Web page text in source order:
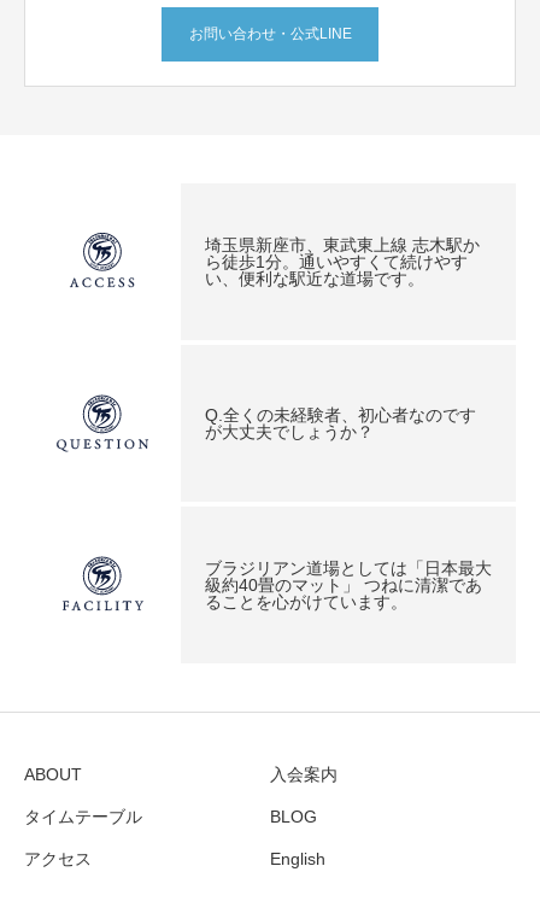
お問い合わせ・公式LINE
埼玉県新座市、東武東上線 志木駅か
ら徒歩1分。通いやすくて続けやす
い、便利な駅近な道場です。
Q.全くの未経験者、初心者なのです
が大丈夫でしょうか？
ブラジリアン道場としては「日本最大
級約40畳のマット」 つねに清潔であ
ることを心がけています。
ABOUT 入会案内
タイムテーブル BLOG
アクセス English